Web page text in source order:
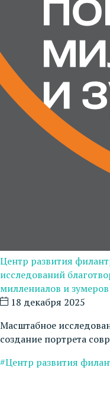
Центр развития
исследований
миллениалов и зумеров
18 декабря 2025
Масштабное
создание портрета
#Центр развития